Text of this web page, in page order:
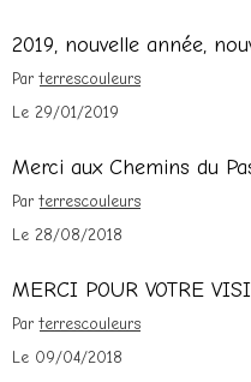
2019, nouvelle année,
Parterrescouleurs
Le 29/01/2019
Merci aux Chemins du
Parterrescouleurs
Le 28/08/2018
MERCI POUR VOTRE
Parterrescouleurs
Le 09/04/2018